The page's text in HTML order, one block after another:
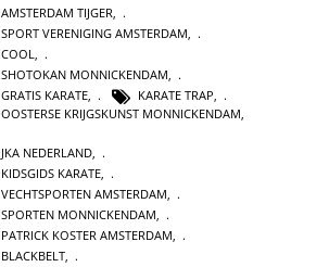
AMSTERDAM TIJGER
SPORT VERENIGING AMSTERDAM
COOL
SHOTOKAN MONNICKENDAM
GRATIS KARATE
KARATE TRAP
OOSTERSE KRIJGSKUNST MONNICKENDAM
JKA NEDERLAND
KIDSGIDS KARATE,
VECHTSPORTEN AMSTERDAM,
SPORTEN MONNICKENDAM,
PATRICK KOSTER AMSTERDAM,
BLACKBELT,